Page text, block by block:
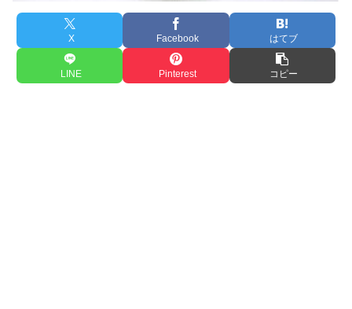
X Facebook はてブ
LINE Pinterest コピー